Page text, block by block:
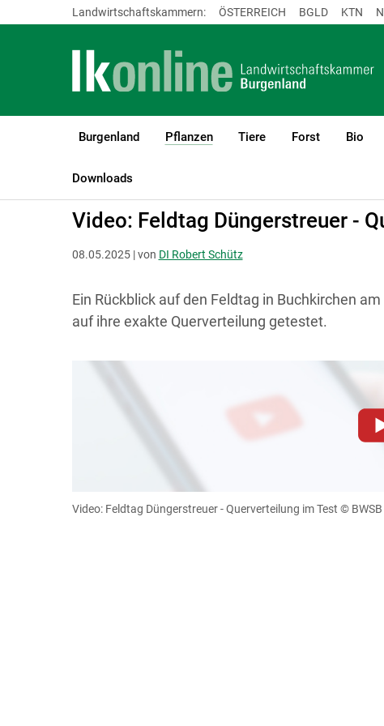
Landwirtschaftskammern: ÖSTERREICH BGLD KTN
Burgenland Pflanzen
(current)1
Tiere Forst Bio
Downloads
LK Burgenland
Video: Feldtag Düngerstreuer -
08.05.2025 | von DI Robert Schütz
Ein Rückblick auf den Feldtag in Buchkirchen
auf ihre exakte Querverteilung getestet.
Zum Abspielen von YouTube-Videos auf
diese Website in den Cookie-
Video: Feldtag Düngerstreuer - Querverteilung im Test ©